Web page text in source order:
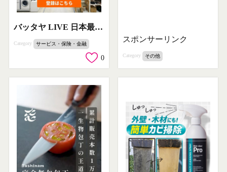
バッタヤ LIVE 日本最大級リユースオークション
Category サービス・保険・金融
0
スポンサーリンク
Category その他